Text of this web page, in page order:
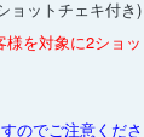
ョットチェキ付き)
を対象に2ショ
のでご注意くださ